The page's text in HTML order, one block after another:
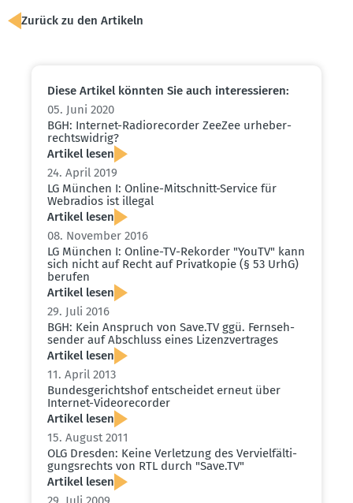
Zurück zu den Artikeln
Diese Artikel könnten Sie auch inter­es­sieren:
05. Juni 2020
BGH: Internet-Radio­re­corder ZeeZee urheber­
rechts­widrig?
Artikel lesen
24. April 2019
LG München I: Online-Mitschnitt-Service für
Webradios ist illegal
Artikel lesen
08. November 2016
LG München I: Online-TV-Rekorder "YouTV" kann
sich nicht auf Recht auf Privat­kopie (§ 53 UrhG)
berufen
Artikel lesen
29. Juli 2016
BGH: Kein Anspruch von Save.​TV ggü. Fernseh­
sender auf Abschluss eines Lizenz­ver­trages
Artikel lesen
11. April 2013
Bundes­ge­richtshof entscheidet erneut über
Internet-Video­re­corder
Artikel lesen
15. August 2011
OLG Dresden: Keine Verletzung des Verviel­fäl­ti­
gungs­rechts von RTL durch "Save.​TV"
Artikel lesen